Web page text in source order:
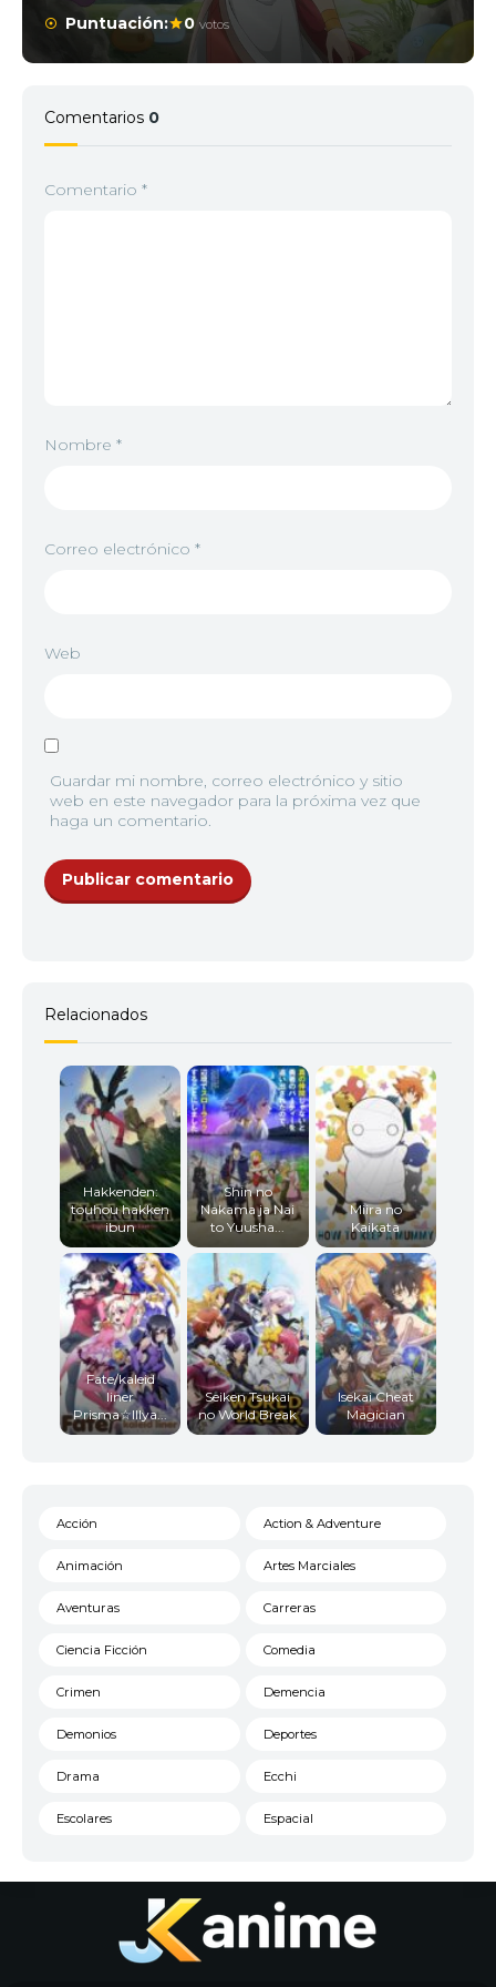
8 <img src="//image.tmdb.org/t/p/w92/
9
<img src="//image.tmdb.org/t/p/w92/
Puntuación:
0 votos
Comentarios 0
Comentario *
Nombre *
Correo electrónico *
Web
Guardar mi nombre, correo electrónico y sitio
web en este navegador para la próxima vez que
haga un comentario.
Relacionados
Hakkenden:
touhou hakken
ibun
Shin no
Nakama ja Nai
to Yuusha...
Miira no
Kaikata
Fate/kaleid
liner
Prisma☆Illya...
Seiken Tsukai
no World Break
Isekai Cheat
Magician
Acción Action & Adventure
Animación Artes Marciales
Aventuras Carreras
Ciencia Ficción Comedia
Crimen Demencia
Demonios Deportes
Drama Ecchi
Escolares Espacial
Historico
Josei